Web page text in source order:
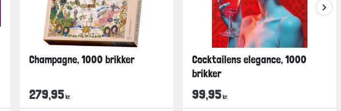
Champagne, 1000 brikker
279,95 kr.
Cocktailens elegance, 1000
brikker
99,95 kr.